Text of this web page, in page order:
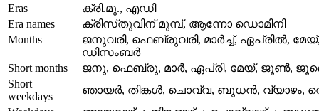
Eras
ക്രി.മു., എഡി
Era names
ക്രിസ്‌തുവിന് മുമ്പ്, ആന്നോ ഡൊമിനി
Months
ജനുവരി, ഫെബ്രുവരി, മാർച്ച്, ഏപ്രിൽ,
ഡിസംബർ
Short months
ജനു, ഫെബ്രു, മാർ, ഏപ്രി, മേയ്, ജൂൺ,
Short
weekdays
ഞായർ, തിങ്കൾ, ചൊവ്വ, ബുധൻ, വ്യാഴം,